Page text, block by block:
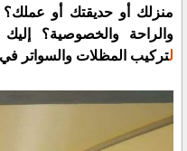
منزلك أو حديقتك أو
والراحة والخصوصية؟
لتركيب المظلات والسواتر